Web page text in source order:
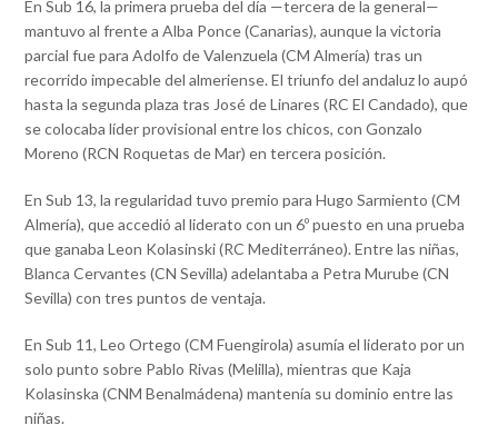
En Sub 16, la primera prueba del día —tercera de la general—
mantuvo al frente a Alba Ponce (Canarias), aunque la victoria
parcial fue para Adolfo de Valenzuela (CM Almería) tras un
recorrido impecable del almeriense. El triunfo del andaluz lo aupó
hasta la segunda plaza tras José de Linares (RC El Candado), que
se colocaba líder provisional entre los chicos, con Gonzalo
Moreno (RCN Roquetas de Mar) en tercera posición.
En Sub 13, la regularidad tuvo premio para Hugo Sarmiento (CM
Almería), que accedió al liderato con un 6º puesto en una prueba
que ganaba Leon Kolasinski (RC Mediterráneo). Entre las niñas,
Blanca Cervantes (CN Sevilla) adelantaba a Petra Murube (CN
Sevilla) con tres puntos de ventaja.
En Sub 11, Leo Ortego (CM Fuengirola) asumía el liderato por un
solo punto sobre Pablo Rivas (Melilla), mientras que Kaja
Kolasinska (CNM Benalmádena) mantenía su dominio entre las
niñas.